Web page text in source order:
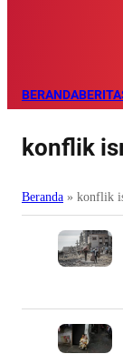
BERANDABERITA
konflik
Beranda » konflik